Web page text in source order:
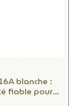
blanche :
fiable pour